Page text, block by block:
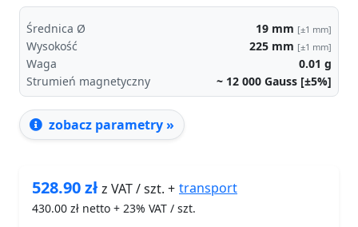
Średnica Ø 19 mm [±1 mm]
Wysokość 225 mm [±1 mm]
Waga 0.01 g
Strumień magnetyczny
~ 12 000 Gauss [±5%]
zobacz parametry »
528.90złz VAT / szt. + transport
430.00 zł netto + 23% VAT / szt.